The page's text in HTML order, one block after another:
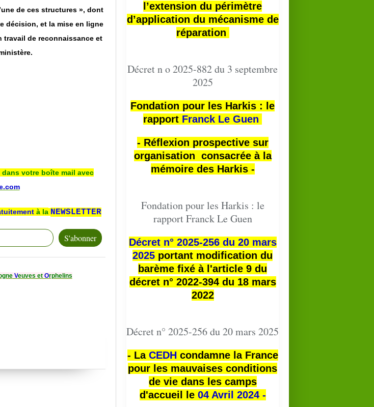
de ces structures », dont
décision, et la mise en ligne
travail de reconnaissance et
votre boîte mail avec
à la NEWSLETTER
Veuves et Orphelins
l’extension du périmètre
d’application du mécanisme de
réparation
Décret n o 2025-882 du 3 septembre
2025
Fondation pour les Harkis : le
rapport Franck Le Guen
- Réflexion prospective sur
organisation consacrée à la
mémoire des Harkis -
Fondation pour les Harkis : le
rapport Franck Le Guen
Décret n° 2025-256 du 20 mars
2025 portant modification du
barème fixé à l'article 9 du
décret n° 2022-394 du 18 mars
2022
Décret n° 2025-256 du 20 mars 2025
- La CEDHcondamne la France
pour les mauvaises conditions
de vie dans les camps
d'accueil le 04 Avril 2024 -